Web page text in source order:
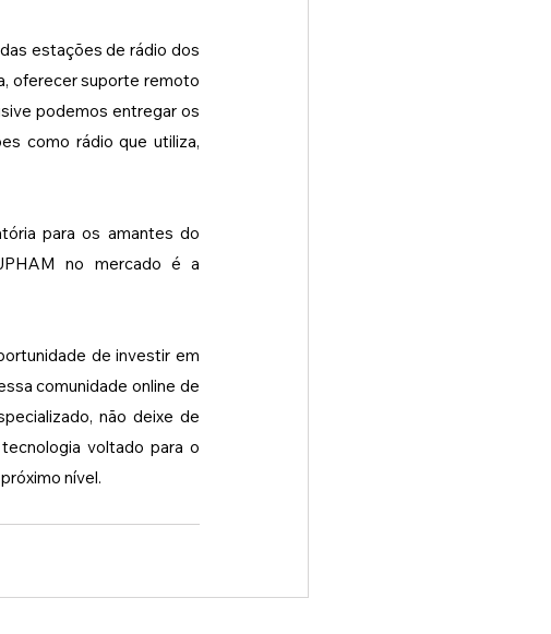
estações de rádio dos
oferecer suporte remoto
podemos entregar os
como rádio que utiliza,
para os amantes do
no mercado é a
de investir em
comunidade online de
não deixe de
voltado para o
nível.